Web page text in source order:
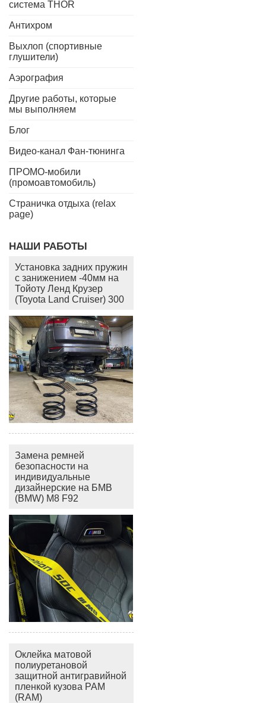
система THOR
Антихром
Выхлоп (спортивные
глушители)
Аэрография
Другие работы, которые
мы выполняем
Блог
Видео-канал Фан-тюнинга
ПРОМО-мобили
(промоавтомобиль)
Страничка отдыха (relax
page)
НАШИ РАБОТЫ
Установка задних пружин
с занижением -40мм на
Тойоту Ленд Крузер
(Toyota Land Cruiser) 300
Замена ремней
безопасности на
индивидуальные
дизайнерские на БМВ
(BMW) M8 F92
Оклейка матовой
полиуретановой
защитной антигравийной
пленкой кузова РАМ
(RAM)